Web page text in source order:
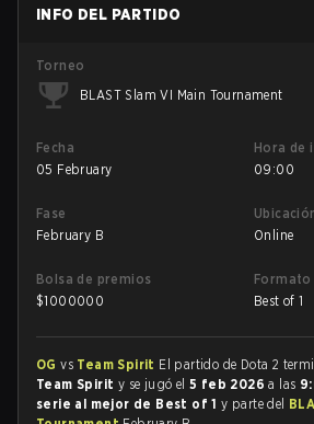
INFO DEL PARTIDO
Torneo
BLAST Slam VI Main Tournament
Fecha
05 February
Hora de
09:00
Fase
February B
Online
Bolsa de premios
$1000000
Formato
Best of 1
OGvs Team Spirit El partido de Dota 2
Team Spirit y se jugó el5 feb 2026a las
serie al mejor de Best of 1y parte del